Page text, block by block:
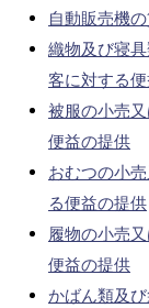
自動販売機
織物及び寝
客に対する
被服の小売
便益の提供
おむつの小
る便益の提供
履物の小売
便益の提供
かばん類及